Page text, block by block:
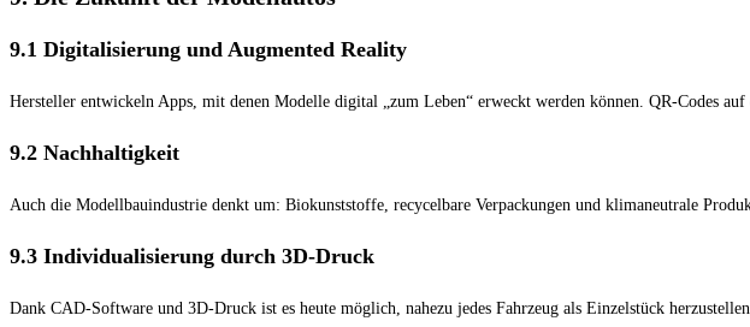
9.1 Digitalisierung und Augmented Reality
Hersteller entwickeln Apps, mit denen Modelle digital „zum Leben“ erweckt werden können. QR-Codes
9.2 Nachhaltigkeit
Auch die Modellbauindustrie denkt um: Biokunststoffe, recycelbare Verpackungen und klimaneutrale
9.3 Individualisierung durch 3D-Druck
Dank CAD-Software und 3D-Druck ist es heute möglich, nahezu jedes Fahrzeug als Einzelstück